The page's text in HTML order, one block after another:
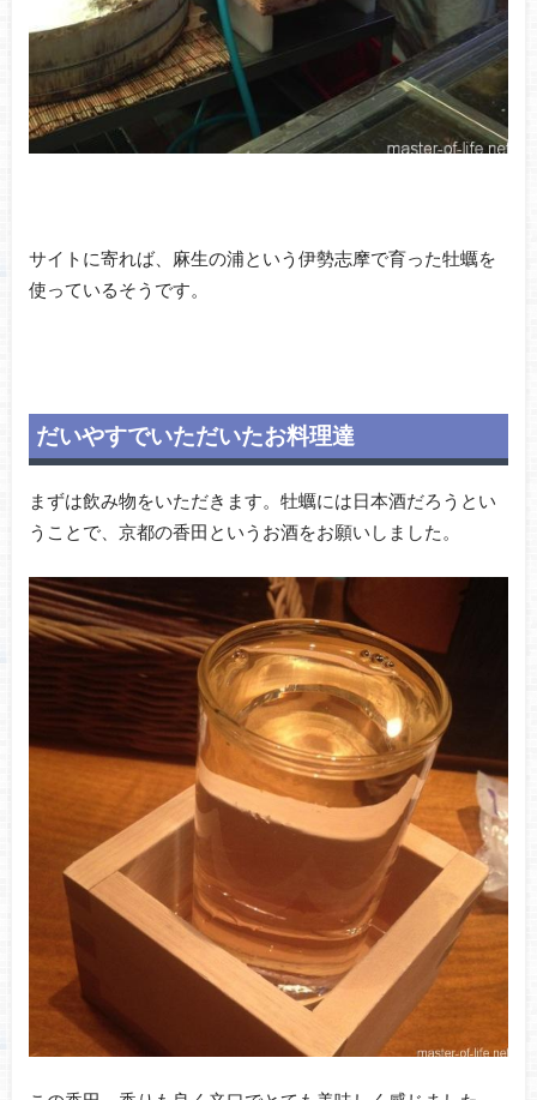
サイトに寄れば、麻生の浦という伊勢志摩で育った牡蠣を
使っているそうです。
だいやすでいただいたお料理達
まずは飲み物をいただきます。牡蠣には日本酒だろうとい
うことで、京都の香田というお酒をお願いしました。